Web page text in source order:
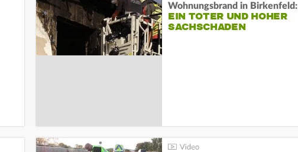
Wohnungsbrand in Birkenfeld:
EIN TOTER UND HOHER
SACHSCHADEN